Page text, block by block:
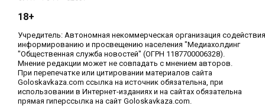
18+
Учредитель: Автономная некоммерческая организация содействия
информированию и просвещению населения "Медиахолдинг
"Общественная служба новостей" (ОГРН 1187700006328).
Мнение редакции может не совпадать с мнением авторов.
При перепечатке или цитировании материалов сайта
Goloskavkaza.com ссылка на источник обязательна, при
использовании в Интернет-изданиях и на сайтах обязательна
прямая гиперссылка на сайт Goloskavkaza.com.